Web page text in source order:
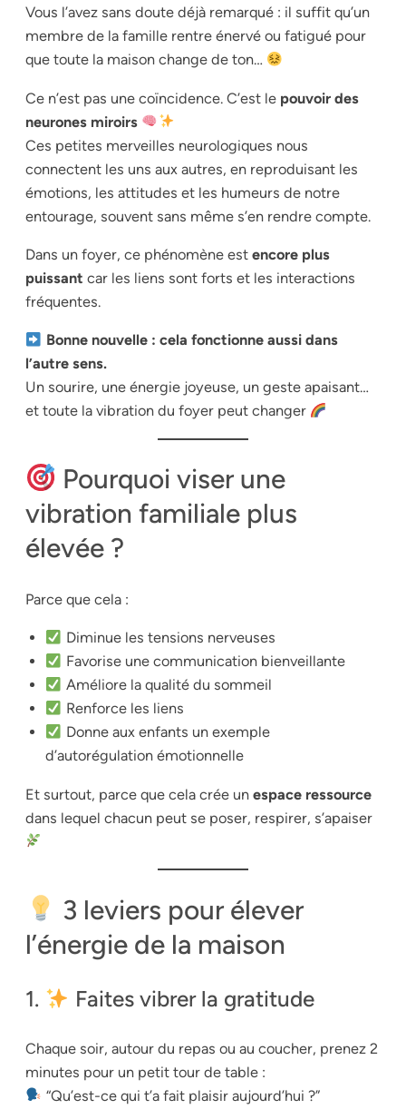
Vous l’avez sans doute déjà remarqué : il suffit qu’un
membre de la famille rentre énervé ou fatigué pour
que toute la maison change de ton…
Ce n’est pas une coïncidence. C’est le pouvoir des
neurones miroirs
Ces petites merveilles neurologiques nous
connectent les uns aux autres, en reproduisant les
émotions, les attitudes et les humeurs de notre
entourage, souvent sans même s’en rendre compte.
Dans un foyer, ce phénomène est encore plus
puissant car les liens sont forts et les interactions
fréquentes.
Bonne nouvelle : cela fonctionne aussi dans
l’autre sens.
Un sourire, une énergie joyeuse, un geste apaisant…
et toute la vibration du foyer peut changer
Pourquoi viser une
vibration familiale plus
élevée ?
Parce que cela :
Diminue les tensions nerveuses
Favorise une communication bienveillante
Améliore la qualité du sommeil
Renforce les liens
Donne aux enfants un exemple
d’autorégulation émotionnelle
Et surtout, parce que cela crée un espace ressource
dans lequel chacun peut se poser, respirer, s’apaiser
3 leviers pour élever
l’énergie de la maison
1. Faites vibrer la gratitude
Chaque soir, autour du repas ou au coucher, prenez 2
minutes pour un petit tour de table :
“Qu’est-ce qui t’a fait plaisir aujourd’hui ?”